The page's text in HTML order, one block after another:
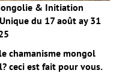
& Initiation
du 17 août ay 31
chamanisme mongol
ceci est fait pour vous.